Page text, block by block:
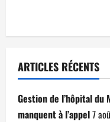
ARTICLES RÉCENTS
Gestion de l’hôpital du
manquent à l’appel7